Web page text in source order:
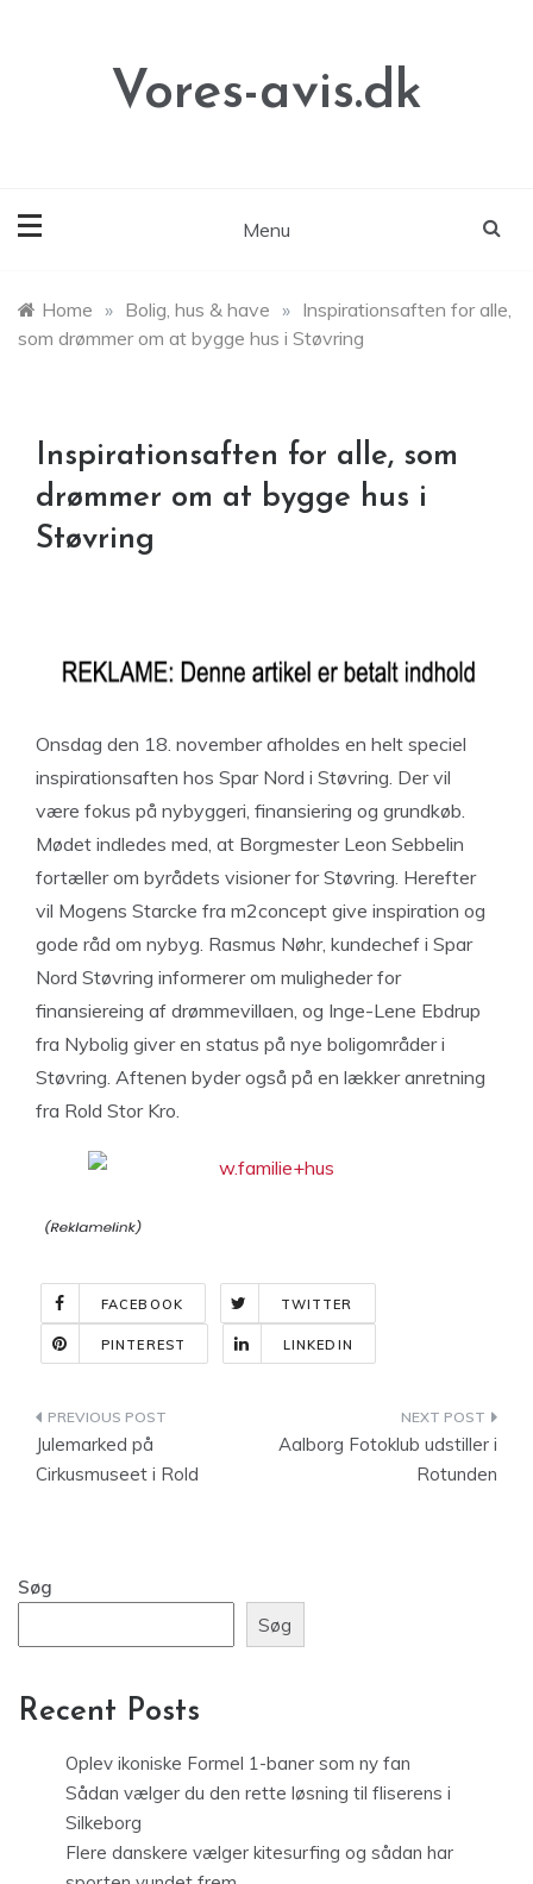
Vores-avis.dk
Menu
Home » Bolig, hus & have » Inspirationsaften for alle,
som drømmer om at bygge hus i Støvring
Inspirationsaften for alle, som
drømmer om at bygge hus i
Støvring
Onsdag den 18. november afholdes en helt speciel
inspirationsaften hos Spar Nord i Støvring. Der vil
være fokus på nybyggeri, finansiering og grundkøb.
Mødet indledes med, at Borgmester Leon Sebbelin
fortæller om byrådets visioner for Støvring. Herefter
vil Mogens Starcke fra m2concept give inspiration og
gode råd om nybyg. Rasmus Nøhr, kundechef i Spar
Nord Støvring informerer om muligheder for
finansiereing af drømmevillaen, og Inge-Lene Ebdrup
fra Nybolig giver en status på nye boligområder i
Støvring. Aftenen byder også på en lækker anretning
fra Rold Stor Kro.
FACEBOOK TWITTER
PINTEREST LINKEDIN
Indlægsnavigation
Julemarked på
Cirkusmuseet i Rold
Aalborg Fotoklub udstiller i
Rotunden
Søg
Søg
Recent Posts
Oplev ikoniske Formel 1-baner som ny fan
Sådan vælger du den rette løsning til fliserens i
Silkeborg
Flere danskere vælger kitesurfing og sådan har